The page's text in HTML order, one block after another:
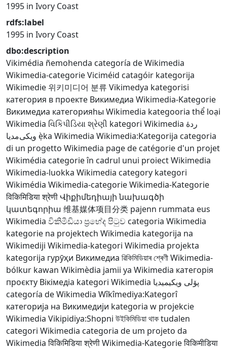
1995 in Ivory Coast
rdfs:label
1995 in Ivory Coast
dbo:description
Vikimédia ñemohenda categoría de Wikimedia
Wikimedia-categorieViciméid catagóir kategorija
Wikimedie 위키미디어 분류 Vikimedya kategorisi
категория в проекте Викимедиа Wikimedia-Kategorie
Викимедиа категорияһы Wikimedia kategooria thể loại
Wikimedia વિકિપીડિયા શ્રેણી kategori Wikimedia ردهٔ
ویکی‌مدیا ẹ̀ka Wikimedia Wikimedia:Kategorija categoria
di un progetto Wikimedia page de catégorie d'un projet
Wikimédia categorie în cadrul unui proiect Wikimedia
Wikimedia-luokka Wikimedia category kategori
Wikimédia Wikimedia-categorieWikimedia-Kategorie
विकिमिडिया श्रेणीՎիքիմեդիայի նախագծի
կատեգորիա 维基媒体项目分类 pajenn rummata eus
Wikimedia විකිමීඩියා ප්‍රභේද පිටුව categoria Wikimedia
kategorie na projektech Wikimedia kategorija na
Wikimediji Wikimedia-kategori Wikimedia projekta
kategorija гурӯҳи Викимедиа ৱিকিমিডিয়াৰ শ্ৰেণীWikimedia-
bólkur kawan Wikimèdia jamii ya Wikimedia категорія
проєкту Вікімедіа kategori Wikimedia پۆلی ویکیمیدیا
categoría de Wikimedia Wîkîmediya:Kategorî
категорија на Викимедији kategoria w projekcie
Wikimedia Vikipidiya:Shopni উইকিমিডিয়া থাকtudalen
categori Wikimedia categoria de um projeto da
Wikimedia विकिमिडिया श्रेणीWikimedia-Kategorieविकिमीडिया